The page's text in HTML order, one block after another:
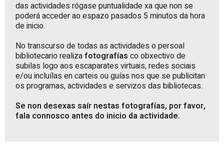
das actividades rógase puntualidade xa que non se
poderá acceder ao espazo pasados 5 minutos da hora
de inicio.
No transcurso de todas as actividades o persoal
bibliotecario realizafotografías co obxectivo de
subilas logo aos escaparates virtuais, redes sociais
e/ou incluílas en carteis ou guías nos que se publicitan
os programas, actividades e servizos das bibliotecas.
Se non desexas saír nestas fotografías, por favor,
fala connosco antes do inicio da actividade.